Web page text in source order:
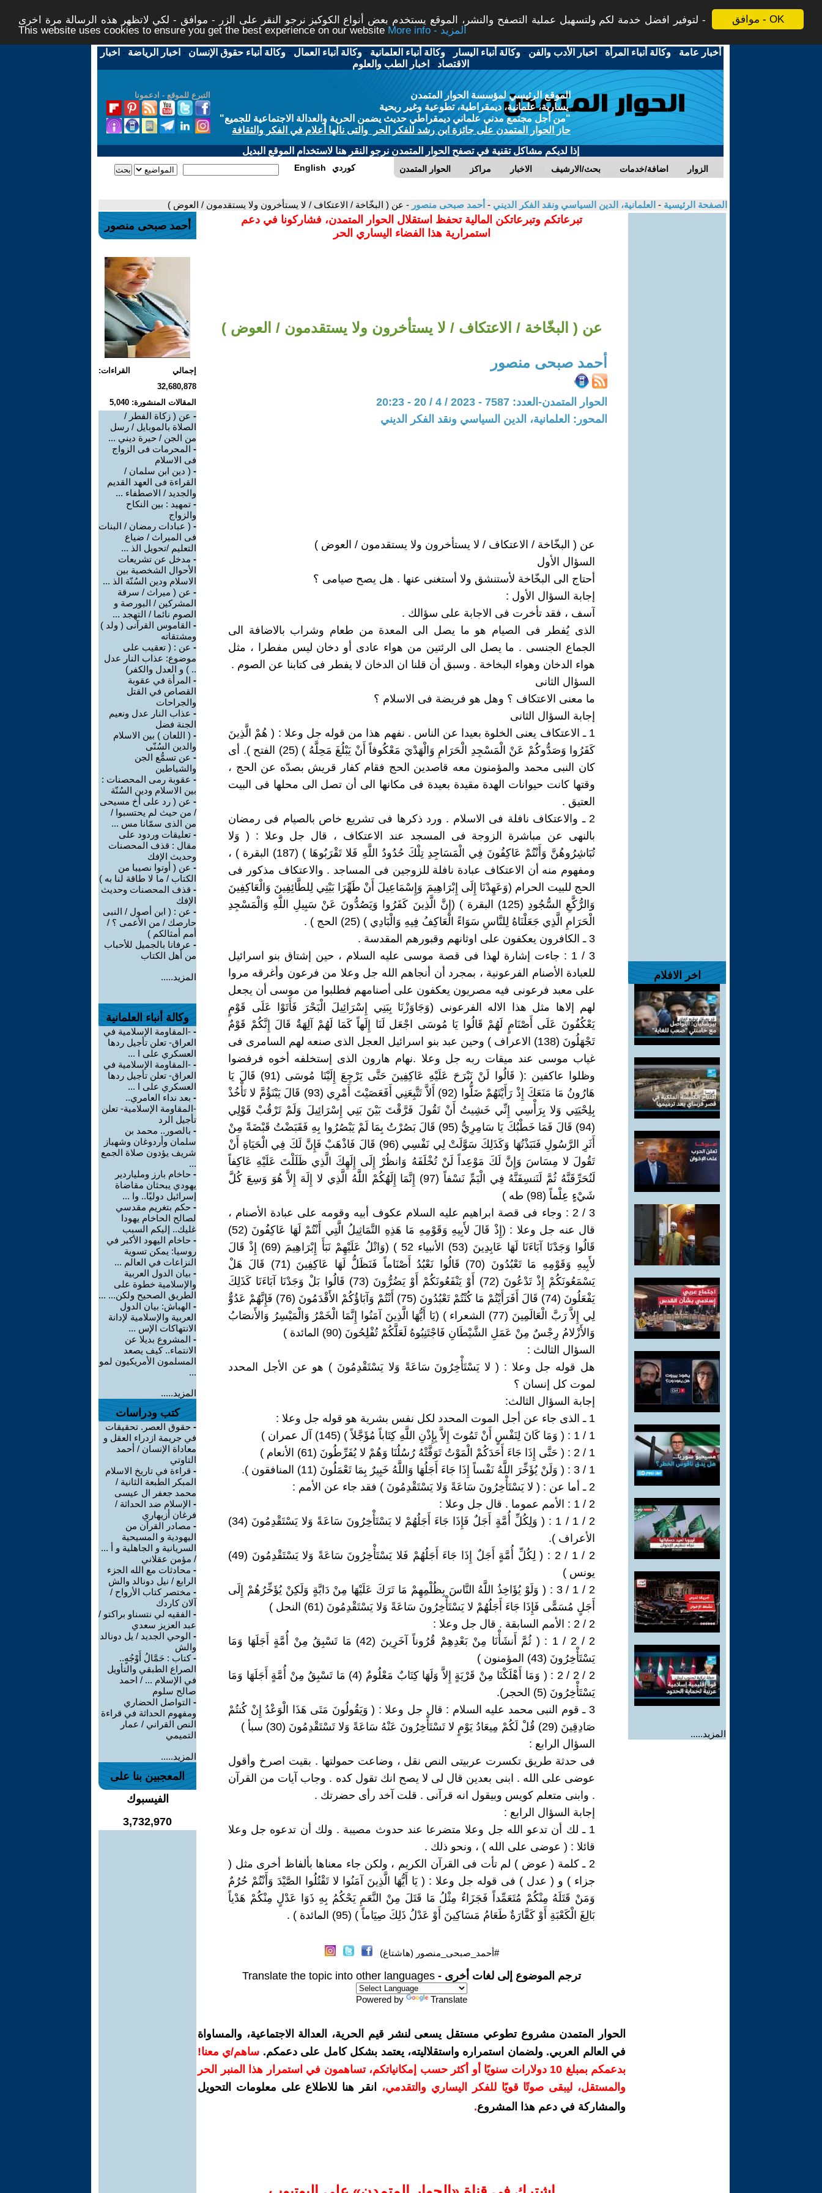
موافق - OK
لتوفير افضل خدمة لكم ولتسهيل عملية التصفح والنشر، الموقع يستخدم بعض أنواع الكوكيز نرجو النقر على الزر - موافق - لكي لاتظهر هذه الرسالة مرة اخرى -
This website uses cookies to ensure you get the best experience on our website
More info - المزيد
أخبار عامة -وكالة أنباء المرأة - اخبار الأدب والفن -وكالة أنباء اليسار -وكالة أنباء العلمانية -وكالة أنباء العمال -وكالة أنباء حقوق الإنسان - اخبار الرياضة - اخبار
الاقتصاد - اخبار الطب والعلوم
التبرع للموقع - ادعمونا
الموقع الرئيسي لمؤسسة الحوار المتمدن
يسارية، علمانية، ديمقراطية، تطوعية وغير ربحية
"من أجل مجتمع مدني علماني ديمقراطي حديث يضمن الحرية والعدالة الاجتماعية للجميع"
حاز الحوار المتمدن على جائزة ابن رشد للفكر الحر والتى نالها أعلام في الفكر والثقافة
إذا لديكم مشاكل تقنية في تصفح الحوار المتمدن نرجو النقر هنا لاستخدام الموقع البديل
الحوار المتمدن مراكز الاخبار بحث/الارشيف اضافة/خدمات الزوار English كوردي
الصفحة الرئيسية - العلمانية، الدين السياسي ونقد الفكر الديني - أحمد صبحى منصور - عن ( البخّاخة / الاعتكاف / لا يستأخرون ولا يستقدمون / العوض )
اخر الافلام
المزيد.....
تبرعاتكم وتبرعاتكن المالية تحفظ استقلال الحوار المتمدن، فشاركونا في دعم
استمرارية هذا الفضاء اليساري الحر
عن ( البخّاخة / الاعتكاف / لا يستأخرون ولا يستقدمون / العوض )
أحمد صبحى منصور
الحوار المتمدن-العدد: 7587 - 2023 / 4 / 20 - 20:23
المحور: العلمانية، الدين السياسي ونقد الفكر الديني
عن ( البخّاخة / الاعتكاف / لا يستأخرون ولا يستقدمون / العوض )
السؤال الأول
أحتاج الى البخّاخة لأستنشق ولا أستغنى عنها . هل يصح صيامى ؟
إجابة السؤال الأول :
آسف ، فقد تأخرت فى الاجابة على سؤالك .
الذى يُفطر فى الصيام هو ما يصل الى المعدة من طعام وشراب بالاضافة الى
الجماع الجنسى . ما يصل الى الرئتين من هواء عادى أو دخان ليس مفطرا ، مثل
هواء الدخان وهواء البخاخة . وسبق أن قلنا ان الدخان لا يفطر فى كتابنا عن الصوم .
السؤال الثانى
ما معنى الاعتكاف ؟ وهل هو فريضة فى الاسلام ؟
إجابة السؤال الثانى
1 ـ الاعتكاف يعنى الخلوة بعيدا عن الناس . نفهم هذا من قوله جل وعلا : ( هُمْ الَّذِينَ
كَفَرُوا وَصَدُّوكُمْ عَنْ الْمَسْجِدِ الْحَرَامِ وَالْهَدْيَ مَعْكُوفاً أَنْ يَبْلُغَ مَحِلَّهُ ) (25) الفتح ). أى
كان النبى محمد والمؤمنون معه قاصدين الحج فقام كفار قريش بصدّه عن الحج ،
وقتها كانت حيوانات الهدة مقيدة بعيدة فى مكانها الى أن تصل الى محلها فى البيت
العتيق .
2 ـ والاعتكاف نافلة فى الاسلام . ورد ذكرها فى تشريع خاص بالصيام فى رمضان
بالنهى عن مباشرة الزوجة فى المسجد عند الاعتكاف ، قال جل وعلا : ( وَلا
تُبَاشِرُوهُنَّ وَأَنْتُمْ عَاكِفُونَ فِي الْمَسَاجِدِ تِلْكَ حُدُودُ اللَّهِ فَلا تَقْرَبُوهَا ) (187) البقرة ) ،
ومفهوم منه أن الاعتكاف عبادة نافلة للزوجين فى المساجد . والاعتكاف مذكور فى
الحج للبيت الحرام (وَعَهِدْنَا إِلَى إِبْرَاهِيمَ وَإِسْمَاعِيلَ أَنْ طَهِّرَا بَيْتِي لِلطَّائِفِينَ وَالْعَاكِفِينَ
وَالرُّكَّعِ السُّجُودِ (125) البقرة ) (إِنَّ الَّذِينَ كَفَرُوا وَيَصُدُّونَ عَنْ سَبِيلِ اللَّهِ وَالْمَسْجِدِ
الْحَرَامِ الَّذِي جَعَلْنَاهُ لِلنَّاسِ سَوَاءً الْعَاكِفُ فِيهِ وَالْبَادِي ) (25) الحج ) .
3 ـ الكافرون يعكفون على اوثانهم وقبورهم المقدسة .
3 / 1 : جاءت إشارة لهذا فى قصة موسى عليه السلام ، حين إشتاق بنو اسرائيل
للعبادة الأصنام الفرعونية ، بمجرد أن أنجاهم الله جل وعلا من فرعون وأغرقه مروا
على معبد فرعونى فيه مصريون يعكفون على أصنامهم فطلبوا من موسى أن يجعل
لهم إلاها مثل هذا الاله الفرعونى (وَجَاوَزْنَا بِبَنِي إِسْرَائِيلَ الْبَحْرَ فَأَتَوْا عَلَى قَوْمٍ
يَعْكُفُونَ عَلَى أَصْنَامٍ لَهُمْ قَالُوا يَا مُوسَى اجْعَل لَنَا إِلَهاً كَمَا لَهُمْ آلِهَةٌ قَالَ إِنَّكُمْ قَوْمٌ
تَجْهَلُونَ (138) الاعراف ) وحين عبد بنو اسرائيل العجل الذى صنعه لهم السامرى فى
غياب موسى عند ميقات ربه جل وعلا .نهام هارون الذى إستخلفه أخوه فرفضوا
وظلوا عاكفين :( قَالُوا لَنْ نَبْرَحَ عَلَيْهِ عَاكِفِينَ حَتَّى يَرْجِعَ إِلَيْنَا مُوسَى (91) قَالَ يَا
هَارُونُ مَا مَنَعَكَ إِذْ رَأَيْتَهُمْ ضَلُّوا (92) أَلاَّ تَتَّبِعَنِي أَفَعَصَيْتَ أَمْرِي (93) قَالَ يَبْنَؤُمَّ لا تَأْخُذْ
بِلِحْيَتِي وَلا بِرَأْسِي إِنِّي خَشِيتُ أَنْ تَقُولَ فَرَّقْتَ بَيْنَ بَنِي إِسْرَائِيلَ وَلَمْ تَرْقُبْ قَوْلِي
(94) قَالَ فَمَا خَطْبُكَ يَا سَامِرِيُّ (95) قَالَ بَصُرْتُ بِمَا لَمْ يَبْصُرُوا بِهِ فَقَبَضْتُ قَبْضَةً مِنْ
أَثَرِ الرَّسُولِ فَنَبَذْتُهَا وَكَذَلِكَ سَوَّلَتْ لِي نَفْسِي (96) قَالَ فَاذْهَبْ فَإِنَّ لَكَ فِي الْحَيَاةِ أَنْ
تَقُولَ لا مِسَاسَ وَإِنَّ لَكَ مَوْعِداً لَنْ تُخْلَفَهُ وَانظُرْ إِلَى إِلَهِكَ الَّذِي ظَلَلْتَ عَلَيْهِ عَاكِفاً
لَنُحَرِّقَنَّهُ ثُمَّ لَنَنسِفَنَّهُ فِي الْيَمِّ نَسْفاً (97) إِنَّمَا إِلَهُكُمْ اللَّهُ الَّذِي لا إِلَهَ إِلاَّ هُوَ وَسِعَ كُلَّ
شَيْءٍ عِلْماً (98) طه )
3 / 2 : وجاء فى قصة ابراهيم عليه السلام عكوف أبيه وقومه على عبادة الأصنام ،
قال عنه جل وعلا : (إِذْ قَالَ لأَبِيهِ وَقَوْمِهِ مَا هَذِهِ التَّمَاثِيلُ الَّتِي أَنْتُمْ لَهَا عَاكِفُونَ (52)
قَالُوا وَجَدْنَا آبَاءَنَا لَهَا عَابِدِينَ (53) الأنبياء 52 ) (وَاتْلُ عَلَيْهِمْ نَبَأَ إِبْرَاهِيمَ (69) إِذْ قَالَ
لأَبِيهِ وَقَوْمِهِ مَا تَعْبُدُونَ (70) قَالُوا نَعْبُدُ أَصْنَاماً فَنَظَلُّ لَهَا عَاكِفِينَ (71) قَالَ هَلْ
يَسْمَعُونَكُمْ إِذْ تَدْعُونَ (72) أَوْ يَنْفَعُونَكُمْ أَوْ يَضُرُّونَ (73) قَالُوا بَلْ وَجَدْنَا آبَاءَنَا كَذَلِكَ
يَفْعَلُونَ (74) قَالَ أَفَرَأَيْتُمْ مَا كُنْتُمْ تَعْبُدُونَ (75) أَنْتُمْ وَآبَاؤُكُمْ الأَقْدَمُونَ (76) فَإِنَّهُمْ عَدُوٌّ
لِي إِلاَّ رَبَّ الْعَالَمِينَ (77) الشعراء ) (يَا أَيُّهَا الَّذِينَ آمَنُوا إِنَّمَا الْخَمْرُ وَالْمَيْسِرُ وَالأَنصَابُ
وَالأَزْلامُ رِجْسٌ مِنْ عَمَلِ الشَّيْطَانِ فَاجْتَنِبُوهُ لَعَلَّكُمْ تُفْلِحُونَ (90) المائدة )
السؤال الثالث :
هل قوله جل وعلا : ( لا يَسْتَأْخِرُونَ سَاعَةً وَلا يَسْتَقْدِمُونَ ) هو عن الأجل المحدد
لموت كل إنسان ؟
إجابة السؤال الثالث:
1 ـ الذى جاء عن أجل الموت المحدد لكل نفس بشرية هو قوله جل وعلا :
1 / 1 : ( وَمَا كَانَ لِنَفْسٍ أَنْ تَمُوتَ إِلاَّ بِإِذْنِ اللَّهِ كِتَاباً مُؤَجَّلاً ) (145) آل عمران )
1 / 2 : ( حَتَّى إِذَا جَاءَ أَحَدَكُمْ الْمَوْتُ تَوَفَّتْهُ رُسُلُنَا وَهُمْ لا يُفَرِّطُونَ (61) الأنعام )
1 / 3 : ( وَلَنْ يُؤَخِّرَ اللَّهُ نَفْساً إِذَا جَاءَ أَجَلُهَا وَاللَّهُ خَبِيرٌ بِمَا تَعْمَلُونَ (11) المنافقون ).
2 ـ أما عن : ( لا يَسْتَأْخِرُونَ سَاعَةً وَلا يَسْتَقْدِمُونَ ) فقد جاء عن الأمم :
2 / 1 : الأمم عموما . قال جل وعلا :
2 / 1 / 1 : ( وَلِكُلِّ أُمَّةٍ أَجَلٌ فَإِذَا جَاءَ أَجَلُهُمْ لا يَسْتَأْخِرُونَ سَاعَةً وَلا يَسْتَقْدِمُونَ (34)
الأعراف ).
2 / 1 / 2 : ( لِكُلِّ أُمَّةٍ أَجَلٌ إِذَا جَاءَ أَجَلُهُمْ فَلا يَسْتَأْخِرُونَ سَاعَةً وَلا يَسْتَقْدِمُونَ (49)
يونس )
2 / 1 / 3 : ( وَلَوْ يُؤَاخِذُ اللَّهُ النَّاسَ بِظُلْمِهِمْ مَا تَرَكَ عَلَيْهَا مِنْ دَابَّةٍ وَلَكِنْ يُؤَخِّرُهُمْ إِلَى
أَجَلٍ مُسَمًّى فَإِذَا جَاءَ أَجَلُهُمْ لا يَسْتَأْخِرُونَ سَاعَةً وَلا يَسْتَقْدِمُونَ (61) النحل )
2 / 2 : الأمم السابقة . قال جل وعلا :
2 / 2 / 1 : ( ثُمَّ أَنشَأْنَا مِنْ بَعْدِهِمْ قُرُوناً آخَرِينَ (42) مَا تَسْبِقُ مِنْ أُمَّةٍ أَجَلَهَا وَمَا
يَسْتَأْخِرُونَ (43) المؤمنون )
2 / 2 / 2 : ( وَمَا أَهْلَكْنَا مِنْ قَرْيَةٍ إِلاَّ وَلَهَا كِتَابٌ مَعْلُومٌ (4) مَا تَسْبِقُ مِنْ أُمَّةٍ أَجَلَهَا وَمَا
يَسْتَأْخِرُونَ (5) الحجر).
3 ـ قوم النبى محمد عليه السلام : قال جل وعلا : ( وَيَقُولُونَ مَتَى هَذَا الْوَعْدُ إِنْ كُنتُمْ
صَادِقِينَ (29) قُلْ لَكُمْ مِيعَادُ يَوْمٍ لا تَسْتَأْخِرُونَ عَنْهُ سَاعَةً وَلا تَسْتَقْدِمُونَ (30) سبأ )
السؤال الرابع :
فى حدثة طريق تكسرت عربيتى النص نقل ، وضاعت حمولتها . بقيت اصرخ وأقول
عوضى على الله . ابنى بعدين قال لى لا يصح انك تقول كده . وجاب آيات من القرآن
. وابنى متعلم كويس وبيقول انه قرآنى . قلت آخد رأى حضرتك .
إجابة السؤال الرابع :
1 ـ لك أن تدعو الله جل وعلا متضرعا عند حدوث مصيبة . ولك أن تدعوه جل وعلا
قائلا : ( عوضى على الله ) ، ونحو ذلك .
2 ـ كلمة ( عوض ) لم تأت فى القرآن الكريم ، ولكن جاء معناها بألفاظ أخرى مثل (
جزاء ) و ( عدل ) فى قوله جل وعلا : ( يَا أَيُّهَا الَّذِينَ آمَنُوا لا تَقْتُلُوا الصَّيْدَ وَأَنْتُمْ حُرُمٌ
وَمَنْ قَتَلَهُ مِنْكُمْ مُتَعَمِّداً فَجَزَاءٌ مِثْلُ مَا قَتَلَ مِنْ النَّعَمِ يَحْكُمُ بِهِ ذَوَا عَدْلٍ مِنْكُمْ هَدْياً
بَالِغَ الْكَعْبَةِ أَوْ كَفَّارَةٌ طَعَامُ مَسَاكِينَ أَوْ عَدْلُ ذَلِكَ صِيَاماً ) (95) المائدة ) .
#أحمد_صبحى_منصور (هاشتاغ)
ترجم الموضوع إلى لغات أخرى - Translate the topic into other languages
Powered by Translate
الحوار المتمدن مشروع تطوعي مستقل يسعى لنشر قيم الحرية، العدالة الاجتماعية، والمساواة
في العالم العربي. ولضمان استمراره واستقلاليته، يعتمد بشكل كامل على دعمكم. ساهم/ي معنا!
بدعمكم بمبلغ 10 دولارات سنويًا أو أكثر حسب إمكانياتكم، تساهمون في استمرار هذا المنبر الحر
والمستقل، ليبقى صوتًا قويًا للفكر اليساري والتقدمي،
انقر هنا للاطلاع على معلومات التحويل
والمشاركة في دعم هذا المشروع.
أحمد صبحى منصور
إجمالي القراءات:
32,680,878
المقالات المنشورة: 5,040
- عن ( زكاة الفطر /
الصلاة بالموبايل / رسل
من الجن / حيرة ديني ...
- المحرمات فى الزواج
فى الاسلام
- ( دين ابن سلمان /
القراءة فى العهد القديم
والجديد / الاصطفاء ...
- تمهيد : بين النكاح
والزواج
- ( عبادات رمضان / البنات
فى الميراث / ضياع
التعليم /تحويل الذ ...
- مدخل عن تشريعات
الأحوال الشخصية بين
الاسلام ودين السُنّة الذ ...
- عن ( ميراث / سرقة
المشركين / البورصة و
الصوم نائما / التهجد ...
- القاموس القرآنى ( ولد )
ومشتقاته
- عن : ( تعقيب على
موضوع: عذاب النار عدل
.. ) و العدل والكفر)
- المرأة في عقوبة
القصاص في القتل
والجراحات
- عذاب النار عدل ونعيم
الجنة فضل
- ( اللعان ) بين الاسلام
والدين السُنّى
- عن تسمُّع الجن
والشياطين
- عقوبة رمى المحصنات :
بين الاسلام ودين السُنّة
- عن ( رد على أخ مسيحى
/ من حيث لم يحتسبوا /
من الذى سمّانا مس ...
- تعليقات وردود على
مقال : قذف المحصنات
وحديث الإفك
- عن ( أوتوا نصيبا من
الكتاب / ما لا طاقة لنا به )
- قذف المحصنات وحديث
الإفك
- عن : ( ابن أصول / النبى
حارصك / من الأعمى ؟ /
أمم أمثالكم )
- عرفانا بالجميل للأحباب
من أهل الكتاب
المزيد.....
وكالة أنباء العلمانية
- -المقاومة الإسلامية في
العراق- تعلن تأجيل ردها
العسكري على ا ...
- -المقاومة الإسلامية في
العراق- تعلن تأجيل ردها
العسكري على ا ...
- بعد نداء العامري..
-المقاومة الإسلامية- تعلن
تأجيل الرد
- بالصور.. محمد بن
سلمان وأردوغان وشهباز
شريف يؤدون صلاة الجمع
...
- حاخام بارز وملياردير
يهودي يبحثان مقاضاة
إسرائيل دوليًا.. وا ...
- حكم بتغريم مقدسي
لصالح الحاخام يهودا
غليك.. إليكم السبب
- حاخام اليهود الأكبر في
روسيا: يمكن تسوية
النزاعات في العالم ...
- بيان الدول العربية
والإسلامية خطوة على
الطريق الصحيح ولكن... ...
- الهباش: بيان الدول
العربية والإسلامية لإدانة
الانتهاكات الإس ...
- المشروع بديلا عن
الانتماء.. كيف يصعد
المسلمون الأمريكيون لمو
...
المزيد.....
كتب ودراسات
- حقوق العصر. تحقيقات
في جريمة ازدراء العقل و
معاداة الإنسان / أحمد
التاوتي
- قراءة في تاريخ الاسلام
المبكر الطبعة الثانية /
محمد جعفر ال عيسى
- الإسلام ضد الحداثة /
فرغان أزيهاري
- مصادر القرآن من
اليهودية و المسيحية
السريانية و الجاهلية و أ ...
/ مؤمن عقلاني
- محادثات مع الله الجزء
الرابع / نيل دونالد والش
- مختصر كتاب الأرواح /
آلان كاردك
- الفقيه لي نتسناو براكتو /
عبد العزيز سعدي
- الوحي الجديد / يل دونالد
والش
-كتاب : حَمَّالُ أَوْجُهٍ..
الصراع الطبقي والتأويل
في الإسلام ... / احمد
صالح سلوم
- التواصل الحضاري
ومفهوم الحداثة في قراءة
النص القراني / عمار
التميمي
المزيد.....
المعجبين بنا على
الفيسبوك
3,732,970